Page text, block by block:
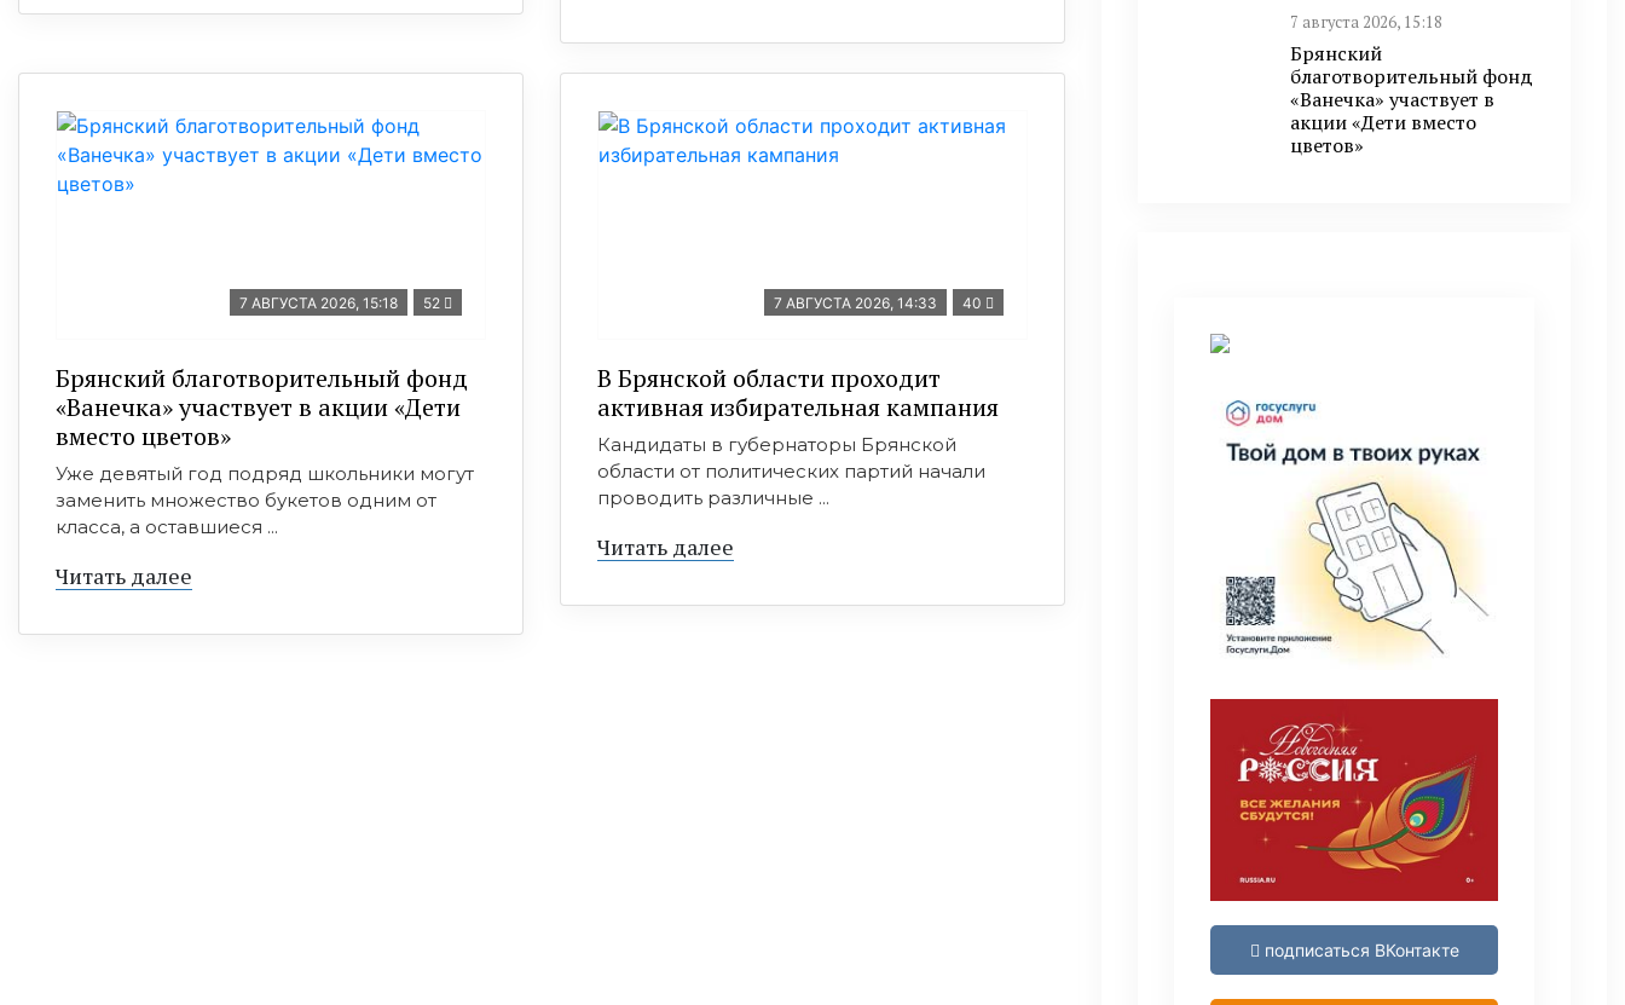
7 АВГУСТА 2026, 15:18 52
Брянский благотворительный фонд
«Ванечка» участвует в акции «Дети
вместо цветов»
Уже девятый год подряд школьники могут
заменить множество букетов одним от
класса, а оставшиеся ...
Читать далее
7 АВГУСТА 2026, 14:33 40
В Брянской области проходит
активная избирательная кампания
Кандидаты в губернаторы Брянской
области от политических партий начали
проводить различные ...
Читать далее
7 августа 2026, 15:18
Брянский
благотворительный фонд
«Ванечка» участвует в
акции «Дети вместо
цветов»
подписаться ВКонтакте